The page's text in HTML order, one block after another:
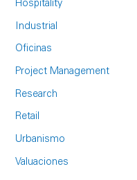
:
Hospitality
Industrial
Oficinas
Project Management
Research
Retail
Urbanismo
Valuaciones